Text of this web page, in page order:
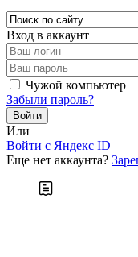
Вход в аккаунт
Чужой компьютер
Забыли пароль?
Или
Войти c Яндекс ID
Еще нет аккаунта?